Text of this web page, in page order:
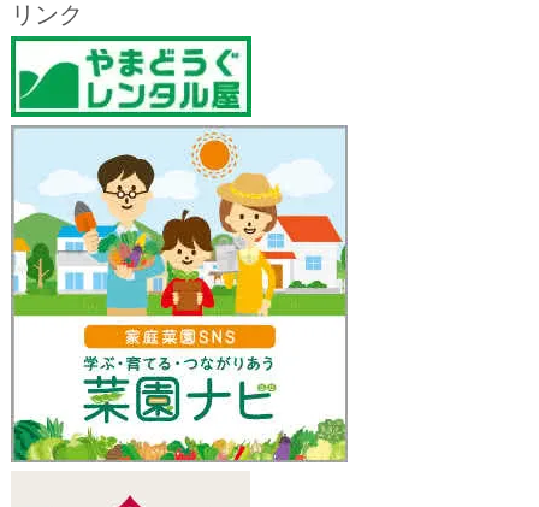
リンク